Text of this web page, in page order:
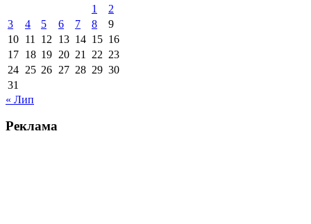
1
2
3
4 5 6 7 8
9
10 11 12 13 14 15 16
17 18 19 20 21 22 23
24 25 26 27 28 29 30
31
« Лип
Реклама